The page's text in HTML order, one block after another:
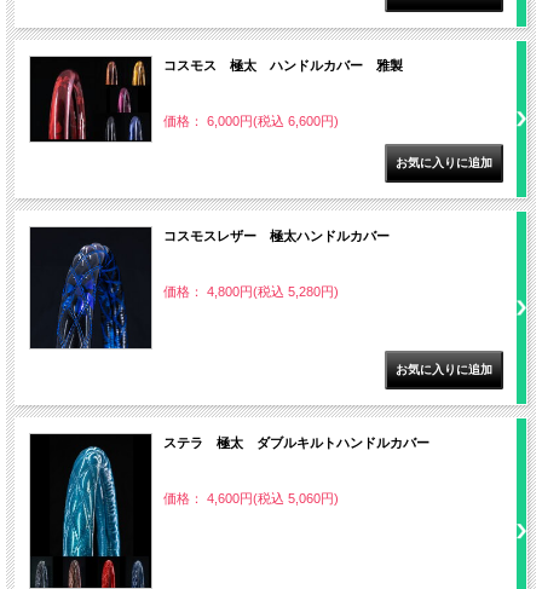
コスモス 極太 ハンドルカバー 雅製
価格： 6,000円(税込 6,600円)
コスモスレザー 極太ハンドルカバー
価格： 4,800円(税込 5,280円)
ステラ 極太 ダブルキルトハンドルカバー
価格： 4,600円(税込 5,060円)